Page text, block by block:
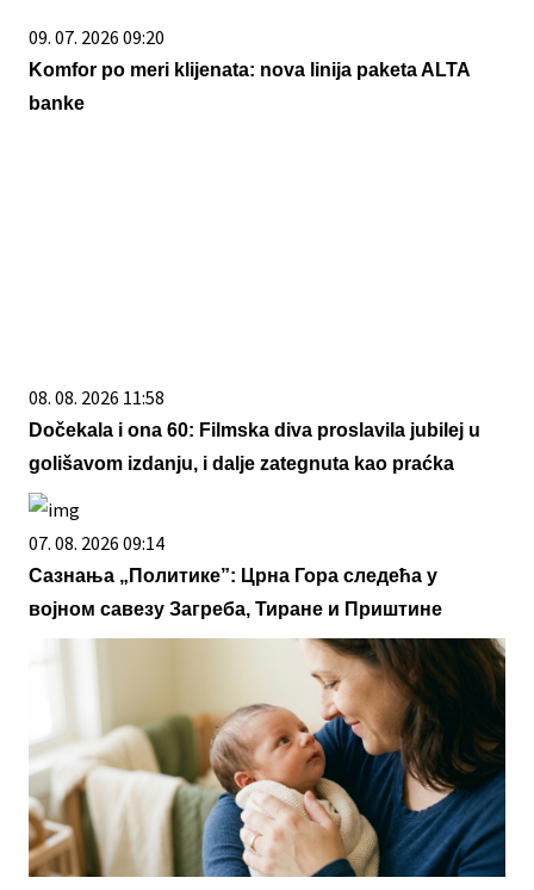
09. 07. 2026 09:20
Komfor po meri klijenata: nova linija paketa ALTA
banke
08. 08. 2026 11:58
Dočekala i ona 60: Filmska diva proslavila jubilej u
golišavom izdanju, i dalje zategnuta kao praćka
07. 08. 2026 09:14
Сазнања „Политике”: Црна Гора следећа у
војном савезу Загреба, Тиране и Приштине